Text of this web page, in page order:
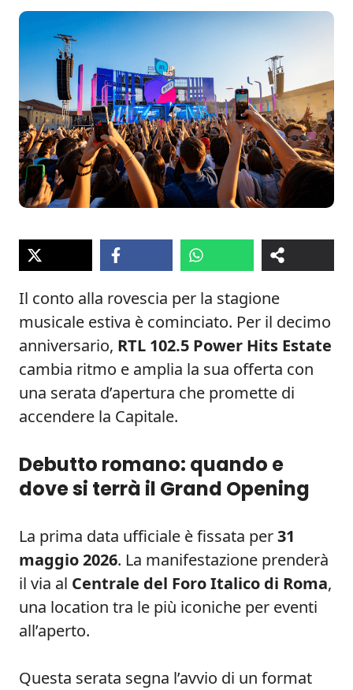
Il conto alla rovescia per la stagione
musicale estiva è cominciato. Per il decimo
anniversario, RTL 102.5 Power Hits Estate
cambia ritmo e amplia la sua offerta con
una serata d’apertura che promette di
accendere la Capitale.
Debutto romano: quando e
dove si terrà il Grand Opening
La prima data ufficiale è fissata per31
maggio 2026. La manifestazione prenderà
il via al Centrale del Foro Italico di Roma,
una location tra le più iconiche per eventi
all’aperto.
Questa serata segna l’avvio di un format